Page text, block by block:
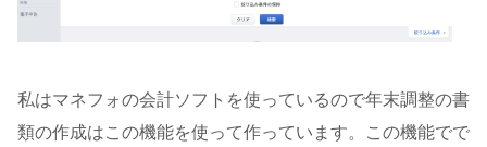
私はマネフォの会計ソフトを使っているので年末調整の書
類の作成はこの機能を使って作っています。この機能でで